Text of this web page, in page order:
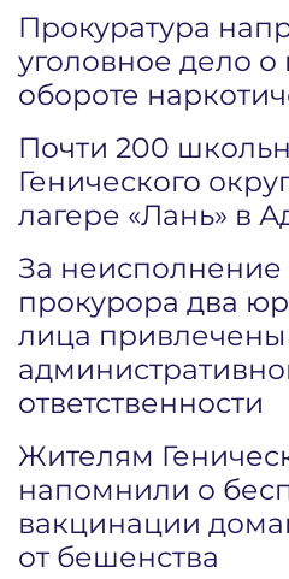
Прокуратура
уголовное дело
обороте
Почти 200
Генического
лагере «Лань» в
За неисполнение
прокурора два
лица привлечены
ответственности
Жителям
напомнили о
вакцинации
от бешенства